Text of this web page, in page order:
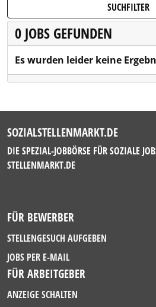
SUCHFILTER
0 JOBS GEFUNDEN
Es wurden leider keine
SOZIALSTELLENMARKT.DE
DIE SPEZIAL-JOBBÖRSE FÜR SOZIALE
STELLENMARKT.DE
FÜR BEWERBER
STELLENGESUCH AUFGEBEN
JOBS PER E-MAIL
FÜR ARBEITGEBER
ANZEIGE SCHALTEN